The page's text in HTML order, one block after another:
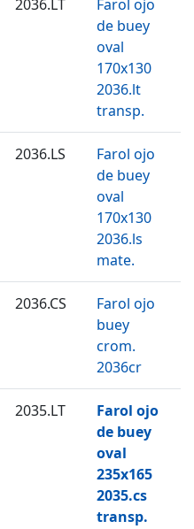
2036.LT
Farol ojo
de buey
oval
170x130
2036.lt
transp.
2036.LS
Farol ojo
de buey
oval
170x130
2036.ls
mate.
2036.CS
Farol ojo
buey
crom.
2036cr
2035.LT
Farol ojo
de buey
oval
235x165
2035.cs
transp.